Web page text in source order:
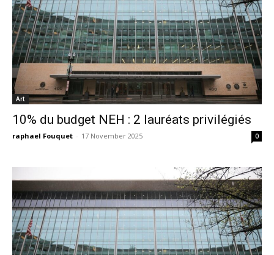
Art
10% du budget NEH : 2 lauréats privilégiés
raphael Fouquet - 17 November 2025 0